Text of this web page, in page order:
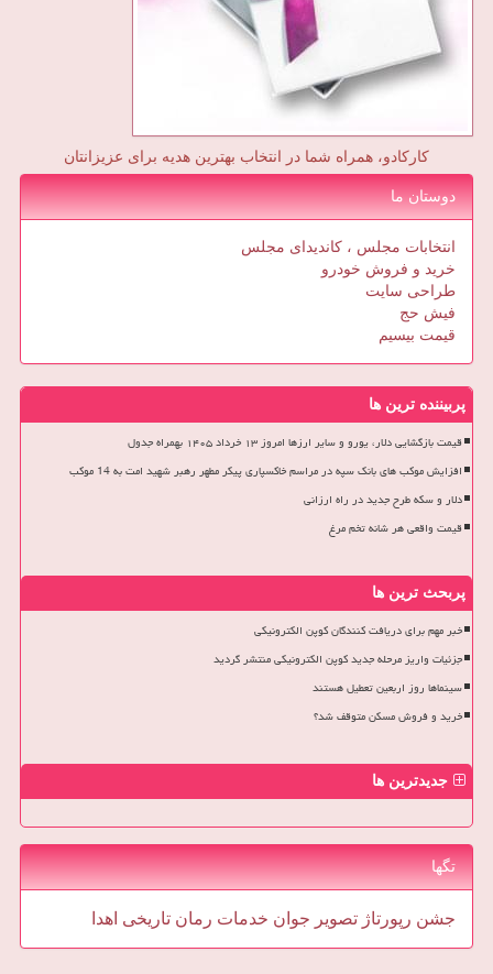
کارکادو، همراه شما در انتخاب بهترین هدیه برای عزیزانتان
دوستان ما
انتخابات مجلس ، کاندیدای مجلس
خرید و فروش خودرو
طراحی سایت
فیش حج
قیمت بیسیم
پربیننده ترین ها
قیمت بازگشایی دلار، یورو و سایر ارزها امروز ۱۳ خرداد ۱۴۰۵ بهمراه جدول
افزایش موکب های بانک سپه در مراسم خاکسپاری پیکر مطهر رهبر شهید امت به 14 موکب
دلار و سکه طرح جدید در راه ارزانی
قیمت واقعی هر شانه تخم مرغ
پربحث ترین ها
خبر مهم برای دریافت کنندگان کوپن الکترونیکی
جزئیات واریز مرحله جدید کوپن الکترونیکی منتشر گردید
سینماها روز اربعین تعطیل هستند
خرید و فروش مسکن متوقف شد؟
جدیدترین ها
تگها
جشن رپورتاژ تصویر جوان خدمات رمان تاریخی اهدا